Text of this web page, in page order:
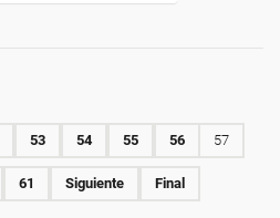
53 54 55 56 57
61 Siguiente Final